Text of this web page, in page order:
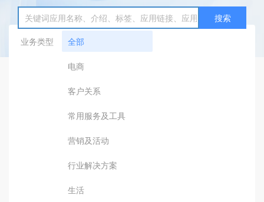
搜索
业务类型
全部
电商
客户关系
常用服务及工具
营销及活动
行业解决方案
生活